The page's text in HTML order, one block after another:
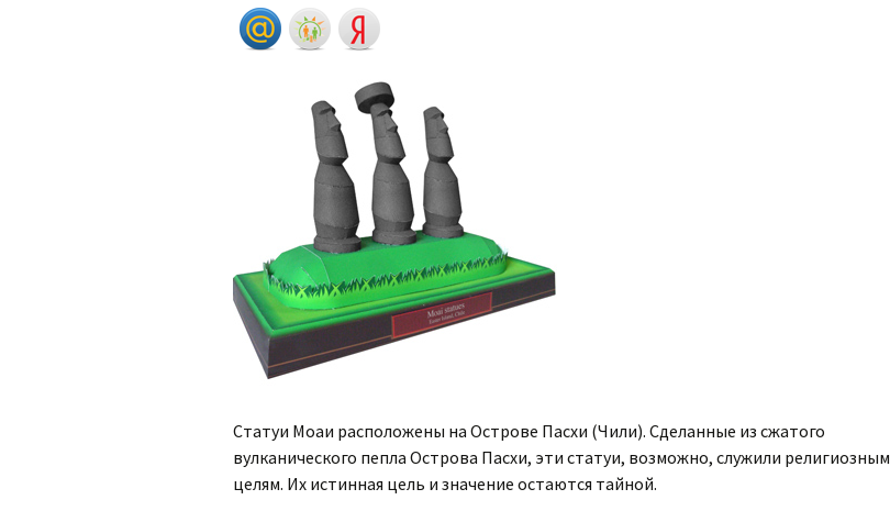
Статуи Моаи расположены на Острове Пасхи (Чили). Сделанные из сжатого
вулканического пепла Острова Пасхи, эти статуи, возможно, служили религиозным
целям. Их истинная цель и значение остаются тайной.